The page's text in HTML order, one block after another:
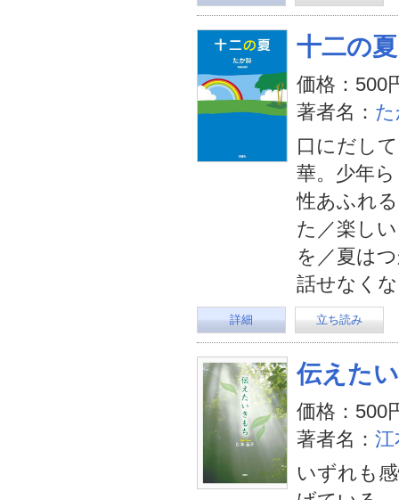
十二の夏
価格：500
著者名：
口にだし
華。少年
性あふれ
た／楽し
を／夏は
話せなく
詳細 立ち読み
伝えた
価格：500
著者名： 江
いずれも